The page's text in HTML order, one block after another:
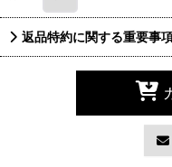
返品特約に関する重要事